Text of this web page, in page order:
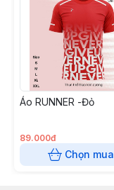
Áo RUNNER -Đỏ
89.000đ
Chọn mua